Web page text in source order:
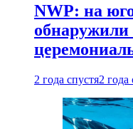
NWP: на
обнаружили
2 года спустя2 года